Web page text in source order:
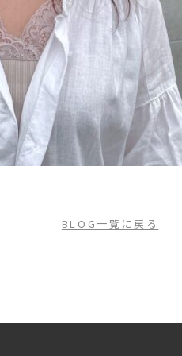
BLOG一覧に戻る